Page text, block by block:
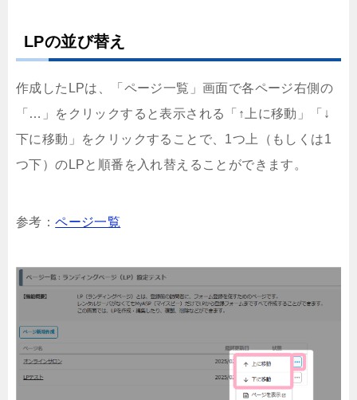
LPの並び替え
作成したLPは、「ページ一覧」画面で各ページ右側の
「…」をクリックすると表示される「↑上に移動」「↓
下に移動」をクリックすることで、1つ上（もしくは1
つ下）のLPと順番を入れ替えることができます。
参考：ページ一覧